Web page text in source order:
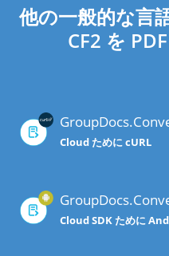
他の一般的な言
CF2 を
Cloud ために cURL
Cloud SDK ために